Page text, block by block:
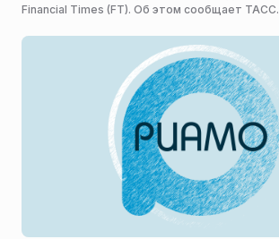
Financial Times (FT). Об этом сообщает ТАСС.